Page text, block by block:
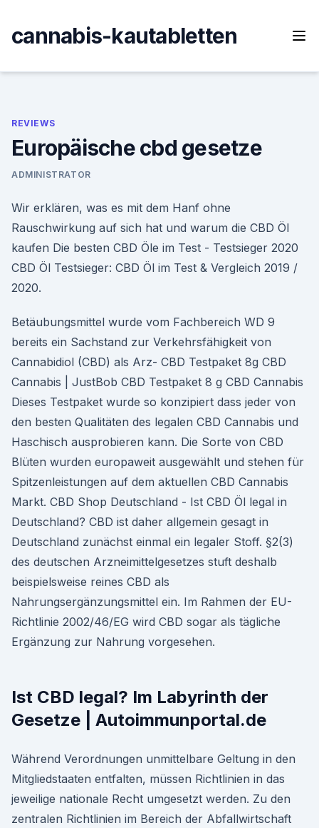
content
cannabis-kautabletten
REVIEWS
Europäische cbd gesetze
ADMINISTRATOR
Wir erklären, was es mit dem Hanf ohne
Rauschwirkung auf sich hat und warum die CBD Öl
kaufen Die besten CBD Öle im Test - Testsieger 2020
CBD Öl Testsieger: CBD Öl im Test & Vergleich 2019 /
2020.
Betäubungsmittel wurde vom Fachbereich WD 9
bereits ein Sachstand zur Verkehrsfähigkeit von
Cannabidiol (CBD) als Arz- CBD Testpaket 8g CBD
Cannabis | JustBob CBD Testpaket 8 g CBD Cannabis
Dieses Testpaket wurde so konzipiert dass jeder von
den besten Qualitäten des legalen CBD Cannabis und
Haschisch ausprobieren kann. Die Sorte von CBD
Blüten wurden europaweit ausgewählt und stehen für
Spitzenleistungen auf dem aktuellen CBD Cannabis
Markt. CBD Shop Deutschland - Ist CBD Öl legal in
Deutschland? CBD ist daher allgemein gesagt in
Deutschland zunächst einmal ein legaler Stoff. §2(3)
des deutschen Arzneimittelgesetzes stuft deshalb
beispielsweise reines CBD als
Nahrungsergänzungsmittel ein. Im Rahmen der EU-
Richtlinie 2002/46/EG wird CBD sogar als tägliche
Ergänzung zur Nahrung vorgesehen.
Ist CBD legal? Im Labyrinth der
Gesetze | Autoimmunportal.de
Während Verordnungen unmittelbare Geltung in den
Mitgliedstaaten entfalten, müssen Richtlinien in das
jeweilige nationale Recht umgesetzt werden. Zu den
zentralen Richtlinien im Bereich der Abfallwirtschaft